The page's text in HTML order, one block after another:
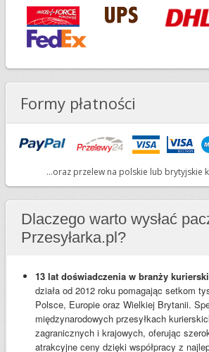
Formy płatności
...oraz przelew na polskie lub brytyjskie
Dlaczego warto wysłać
Przesyłarka.pl?
13 lat doświadczenia w branży
działa od 2012 roku pomagając setkom
Polsce, Europie oraz Wielkiej Brytanii.
międzynarodowych przesyłkach
zagranicznych i krajowych, oferując
atrakcyjne ceny dzięki współpracy z